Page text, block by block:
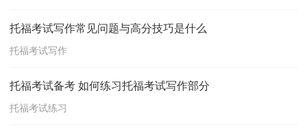
托福考试写作常见问题与高分技巧是什么
托福考试写作
托福考试备考 如何练习托福考试写作部分
托福考试练习